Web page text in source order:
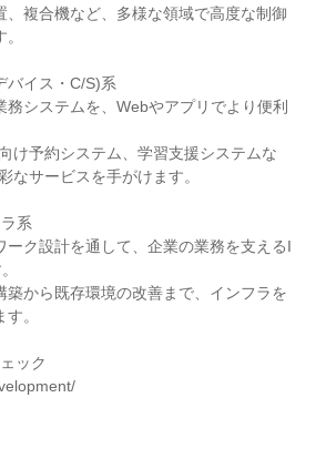
、複合機など、多様な領域で高度な制御
バイス・C/S)系
システムを、Webやアプリでより便利
け予約システム、学習支援システムな
なサービスを手がけます。
系
ーク設計を通して、企業の業務を支えるI
築から既存環境の改善まで、インフラを
。
ック